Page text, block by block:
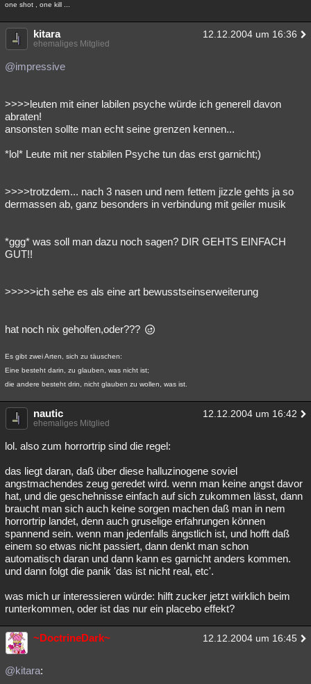
one shot , one kill ...
kitara 12.12.2004 um 16:36
ehemaliges Mitglied
@impressive
>>>>leuten mit einer labilen psyche würde ich generell davon
abraten!
ansonsten sollte man echt seine grenzen kennen...
*lol* Leute mit ner stabilen Psyche tun das erst garnicht;)
>>>>trotzdem... nach 3 nasen und nem fettem jizzle gehts ja so
dermassen ab, ganz besonders in verbindung mit geiler musik
*ggg* was soll man dazu noch sagen? DIR GEHTS EINFACH
GUT!!
>>>>>ich sehe es als eine art bewusstseinserweiterung
hat noch nix geholfen,oder???
Es gibt zwei Arten, sich zu täuschen:
Eine besteht darin, zu glauben, was nicht ist;
die andere besteht drin, nicht glauben zu wollen, was ist.
nautic 12.12.2004 um 16:42
ehemaliges Mitglied
lol. also zum horrortrip sind die regel:
das liegt daran, daß über diese halluzinogene soviel
angstmachendes zeug geredet wird. wenn man keine angst davor
hat, und die geschehnisse einfach auf sich zukommen lässt, dann
braucht man sich auch keine sorgen machen daß man in nem
horrortrip landet, denn auch gruselige erfahrungen können
spannend sein. wenn man jedenfalls ängstlich ist, und hofft daß
einem so etwas nicht passiert, dann denkt man schon
automatisch daran und dann kann es garnicht anders kommen.
und dann folgt die panik 'das ist nicht real, etc'.
was mich ur interessieren würde: hilft zucker jetzt wirklich beim
runterkommen, oder ist das nur ein placebo effekt?
~DoctrineDark~ 12.12.2004 um 16:45
@kitara: